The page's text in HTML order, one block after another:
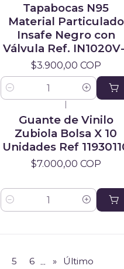
Tapabocas N95
Material Particulado
Insafe Negro con
Válvula Ref.
$3.900,00 COP
Cantidad
|
Guante de Vinilo
Zubiola Bolsa X 10
Unidades Ref
$7.000,00 COP
Cantidad
5 6 ... » Último